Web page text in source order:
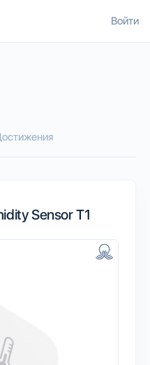
Войти
Sensor T1